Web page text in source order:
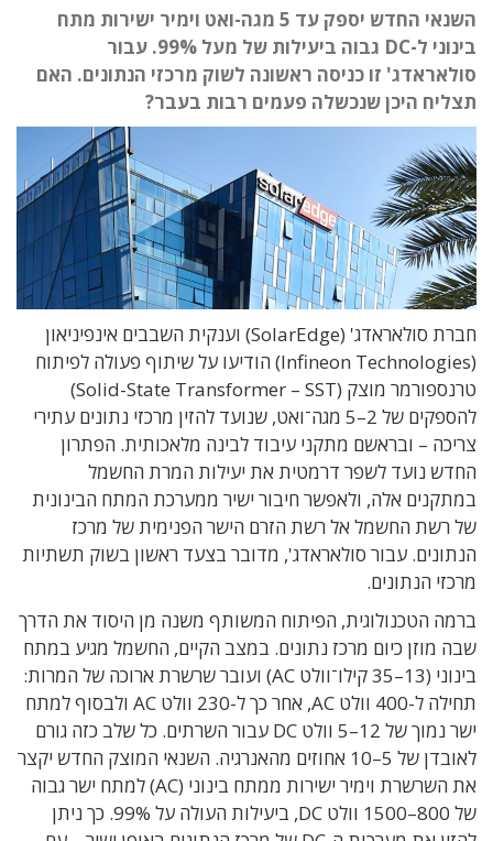
השנאי החדש יספק עד 5 מגה-ואט וימיר ישירות מתח
בינוני ל-DC גבוה ביעילות של מעל 99%. עבור
סולאראדג' זו כניסה ראשונה לשוק מרכזי הנתונים. האם
תצליח היכן שנכשלה פעמים רבות בעבר?
חברת סולאראדג' (SolarEdge) וענקית השבבים אינפיניאון
(Infineon Technologies) הודיעו על שיתוף פעולה לפיתוח
טרנספורמר מוצק (Solid-State Transformer – SST)
להספקים של 2–5 מגה־ואט, שנועד להזין מרכזי נתונים עתירי
צריכה – ובראשם מתקני עיבוד לבינה מלאכותית. הפתרון
החדש נועד לשפר דרמטית את יעילות המרת החשמל
במתקנים אלה, ולאפשר חיבור ישיר ממערכת המתח הבינונית
של רשת החשמל אל רשת הזרם הישר הפנימית של מרכז
הנתונים. עבור סולאראדג', מדובר בצעד ראשון בשוק תשתיות
מרכזי הנתונים.
ברמה הטכנולוגית, הפיתוח המשותף משנה מן היסוד את הדרך
שבה מוזן כיום מרכז נתונים. במצב הקיים, החשמל מגיע במתח
בינוני (13–35 קילו־וולט AC) ועובר שרשרת ארוכה של המרות:
תחילה ל-400 וולט AC, אחר כך ל-230 וולט AC ולבסוף למתח
ישר נמוך של 12–5 וולט DC עבור השרתים. כל שלב כזה גורם
לאובדן של 5–10 אחוזים מהאנרגיה. השנאי המוצק החדש יקצר
את השרשרת וימיר ישירות ממתח בינוני (AC) למתח ישר גבוה
של 800–1500 וולט DC, ביעילות העולה על 99%. כך ניתן